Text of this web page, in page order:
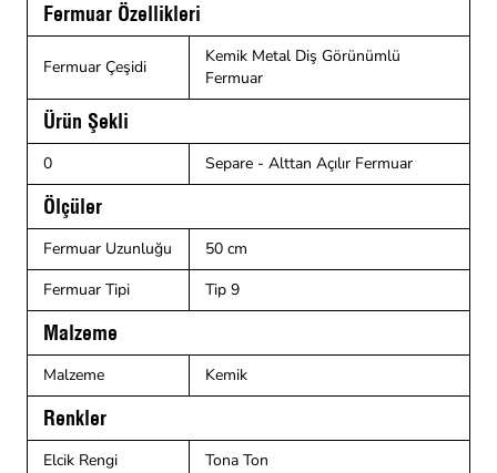
Fermuar Özellikleri
Fermuar Çeşidi
Kemik Metal Diş Görünümlü
Fermuar
Ürün Şekli
0 Separe - Alttan Açılır Fermuar
Ölçüler
Fermuar Uzunluğu
50 cm
Fermuar Tipi
Tip 9
Malzeme
Malzeme Kemik
Renkler
Elcik Rengi
Tona Ton